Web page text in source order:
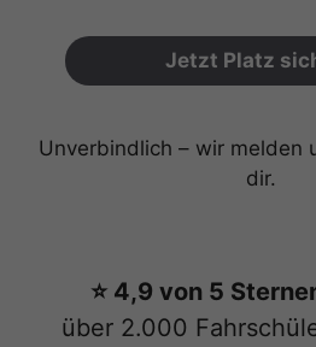
Jetzt Platz
Unverbindlich – wir melden
dir.
⭐ 4,9 von 5
über 2.000